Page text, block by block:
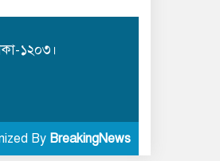
কর্মসূচি
১২০৩।
By BreakingNews